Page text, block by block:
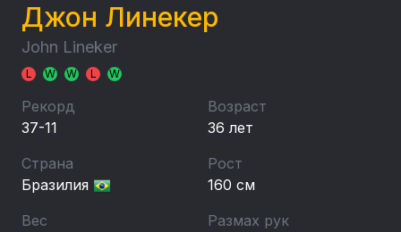
Джон Линекер
John Lineker
L W W L W
Рекорд
37-11
Возраст
36 лет
Страна
Бразилия
Рост
160 см
Вес
Размах рук